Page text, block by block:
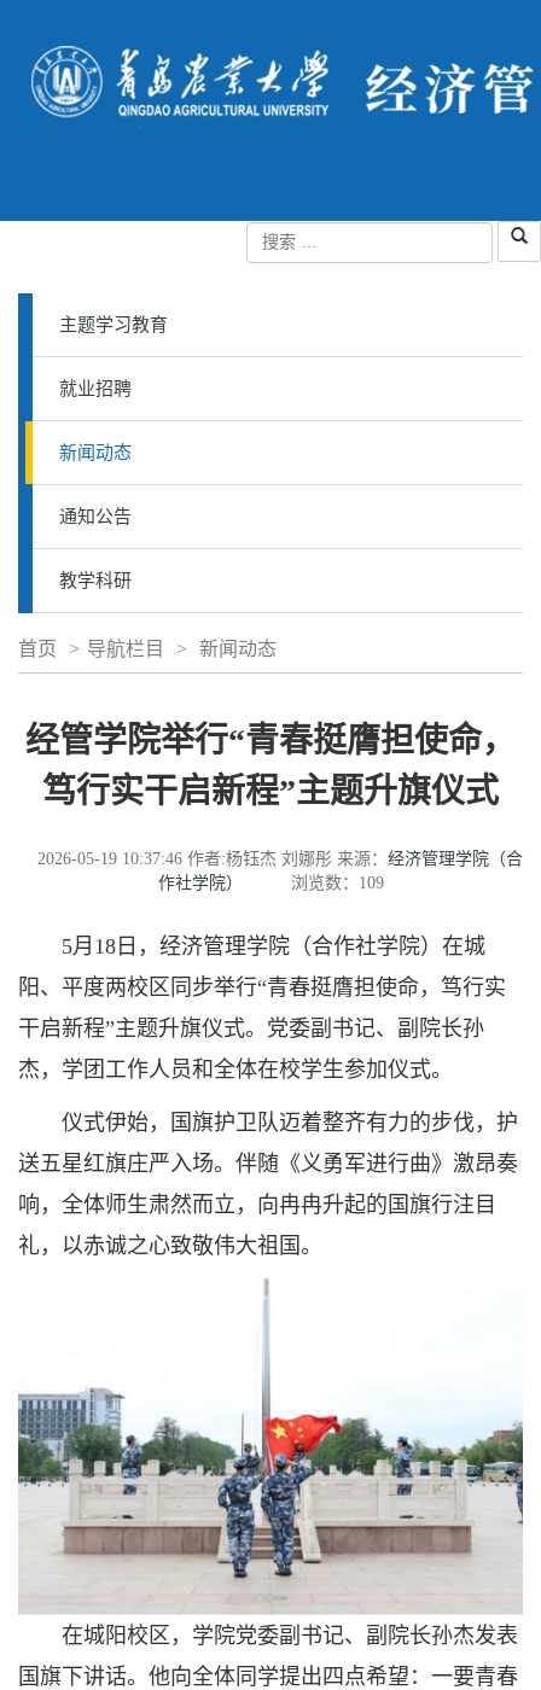
主题学习教育
就业招聘
新闻动态
通知公告
教学科研
首页 > 导航栏目 > 新闻动态
经管学院举行“青春挺膺担使命，
笃行实干启新程”主题升旗仪式
2026-05-19 10:37:46 作者:杨钰杰 刘娜彤 来源： 经济管理学院（合
作社学院）
浏览数： 109
5月18日，经济管理学院（合作社学院）在城
阳、平度两校区同步举行“青春挺膺担使命，笃行实
干启新程”主题升旗仪式。党委副书记、副院长孙
杰，学团工作人员和全体在校学生参加仪式。
仪式伊始，国旗护卫队迈着整齐有力的步伐，护
送五星红旗庄严入场。伴随《义勇军进行曲》激昂奏
响，全体师生肃然而立，向冉冉升起的国旗行注目
礼，以赤诚之心致敬伟大祖国。
在城阳校区，学院党委副书记、副院长孙杰发表
国旗下讲话。他向全体同学提出四点希望：一要青春